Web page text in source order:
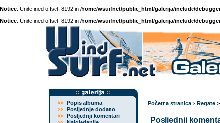
Notice: Undefined offset: 8192 in /home/wsurfnet/public_html/galerija/include/
Notice: Undefined offset: 8192 in /home/wsurfnet/public_html/galerija/include/
Popis albuma
Posljednje dodano
Posljednji komentari
Početna stranica > Regate
Posljednji